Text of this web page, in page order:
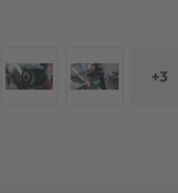
+3